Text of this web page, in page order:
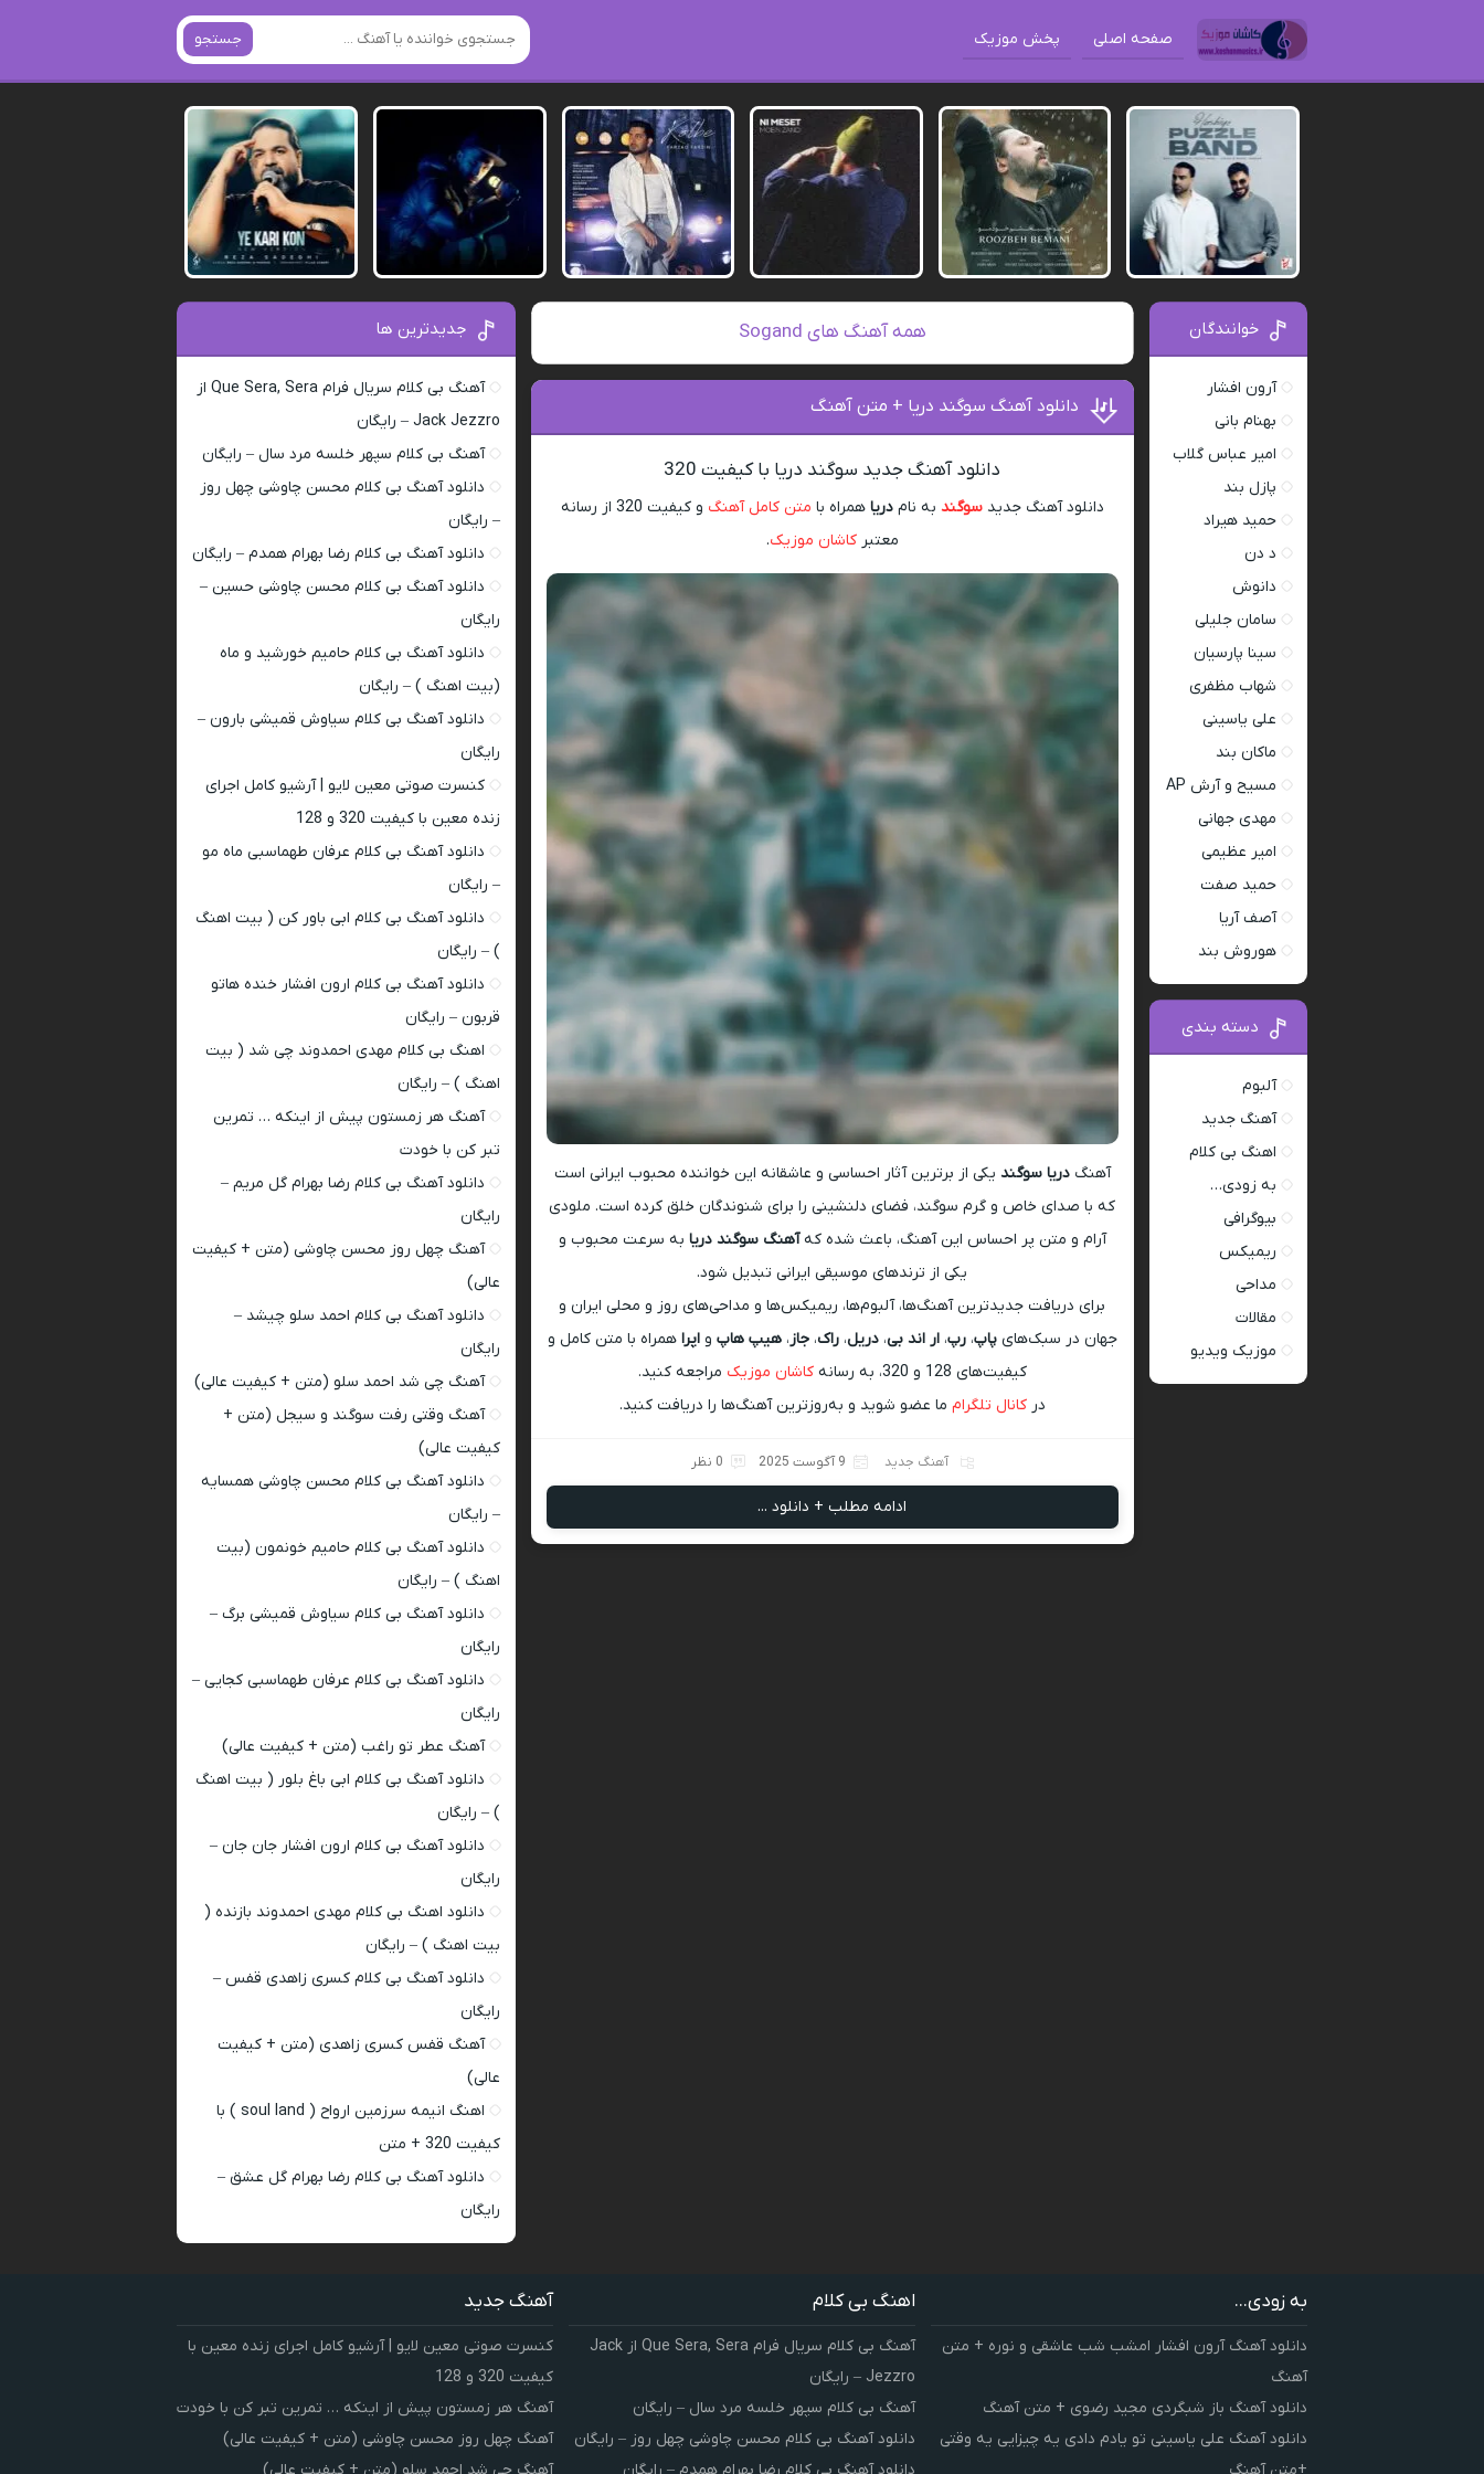
صفحه اصلی پخش موزیک جستجو
همه آهنگ های Sogand
دانلود آهنگ سوگند دریا + متن آهنگ
دانلود آهنگ جدید سوگند دریا با کیفیت 320
دانلود آهنگ جدیدسوگند به نامدریا همراه با متن کامل آهنگ
و کیفیت 320 از رسانه
معتبرکاشان موزیک.
آهنگدریا سوگند یکی از برترین آثار احساسی و عاشقانه این خواننده محبوب ایرانی است
که با صدای خاص و گرم سوگند، فضای دلنشینی را برای شنوندگان خلق کرده است. ملودی
آرام و متن پر احساس این آهنگ، باعث شده کهآهنگ سوگند دریا به سرعت محبوب و
یکی از ترندهای موسیقی ایرانی تبدیل شود.
برای دریافت جدیدترین آهنگ‌ها، آلبوم‌ها، ریمیکس‌ها و مداحی‌های روز و محلی ایران و
جهان در سبک‌هایپاپ،رپ،ار اند بی،دریل،راک،جاز،هیپ هاپ واپرا همراه با متن کامل و
کیفیت‌های 128 و 320، به رسانه
کاشان موزیک مراجعه کنید.
درکانال تلگرام ما عضو شوید و به‌روزترین آهنگ‌ها را دریافت کنید.
آهنگ جدید 9 آگوست 2025 0 نظر
ادامه مطلب + دانلود ...
خوانندگان
آرون افشار
بهنام بانی
امیر عباس گلاب
پازل بند
حمید هیراد
د دن
دانوش
سامان جلیلی
سینا پارسیان
شهاب مظفری
علی یاسینی
ماکان بند
مسیح و آرش AP
مهدی جهانی
امیر عظیمی
حمید صفت
آصف آریا
هوروش بند
دسته بندی
آلبوم
آهنگ جدید
اهنگ بی کلام
به زودی…
بیوگرافی
ریمیکس
مداحی
مقالات
موزیک ویدیو
جدیدترین ها
آهنگ بی کلام سریال فرام Que Sera, Sera از
Jack Jezzro – رایگان
آهنگ بی کلام سپهر خلسه مرد سال – رایگان
دانلود آهنگ بی کلام محسن چاوشی چهل روز
– رایگان
دانلود آهنگ بی کلام رضا بهرام همدم – رایگان
دانلود آهنگ بی کلام محسن چاوشی حسین –
رایگان
دانلود آهنگ بی کلام حامیم خورشید و ماه
(بیت اهنگ ) – رایگان
دانلود آهنگ بی کلام سیاوش قمیشی بارون –
رایگان
کنسرت صوتی معین لایو | آرشیو کامل اجرای
زنده معین با کیفیت 320 و 128
دانلود آهنگ بی کلام عرفان طهماسبی ماه مو
– رایگان
دانلود آهنگ بی کلام ابی باور کن ( بیت اهنگ
) – رایگان
دانلود آهنگ بی کلام ارون افشار خنده هاتو
قربون – رایگان
اهنگ بی کلام مهدی احمدوند چی شد ( بیت
اهنگ ) – رایگان
آهنگ هر زمستون پیش از اینکه … تمرین
تبر کن با خودت
دانلود آهنگ بی کلام رضا بهرام گل مریم –
رایگان
آهنگ چهل روز محسن چاوشی (متن + کیفیت
عالی)
دانلود آهنگ بی کلام احمد سلو چیشد –
رایگان
آهنگ چی شد احمد سلو (متن + کیفیت عالی)
آهنگ وقتی رفت سوگند و سیجل (متن +
کیفیت عالی)
دانلود آهنگ بی کلام محسن چاوشی همسایه
– رایگان
دانلود آهنگ بی کلام حامیم خونمون (بیت
اهنگ ) – رایگان
دانلود آهنگ بی کلام سیاوش قمیشی برگ –
رایگان
دانلود آهنگ بی کلام عرفان طهماسبی کجایی –
رایگان
آهنگ عطر تو راغب (متن + کیفیت عالی)
دانلود آهنگ بی کلام ابی باغ بلور ( بیت اهنگ
) – رایگان
دانلود آهنگ بی کلام ارون افشار جان جان –
رایگان
دانلود اهنگ بی کلام مهدی احمدوند بازنده (
بیت اهنگ ) – رایگان
دانلود آهنگ بی کلام کسری زاهدی قفس –
رایگان
آهنگ قفس کسری زاهدی (متن + کیفیت
عالی)
اهنگ انیمه سرزمین ارواح ( soul land ) با
کیفیت 320 + متن
دانلود آهنگ بی کلام رضا بهرام گل عشق –
رایگان
به زودی...
دانلود آهنگ آرون افشار امشب شب عاشقی و نوره + متن
آهنگ
دانلود آهنگ باز شبگردی مجید رضوی + متن آهنگ
دانلود آهنگ علی یاسینی تو یادم دادی یه چیزایی یه وقتی
اهنگ بی کلام
آهنگ بی کلام سریال فرام Que Sera, Sera از Jack
Jezzro – رایگان
آهنگ بی کلام سپهر خلسه مرد سال – رایگان
دانلود آهنگ بی کلام محسن چاوشی چهل روز – رایگان
آهنگ جدید
کنسرت صوتی معین لایو | آرشیو کامل اجرای زنده معین با
کیفیت 320 و 128
آهنگ هر زمستون پیش از اینکه … تمرین تبر کن با خودت
آهنگ چهل روز محسن چاوشی (متن + کیفیت عالی)